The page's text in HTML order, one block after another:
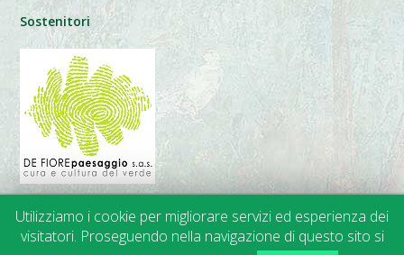
Sostenitori
© 2014-2024 APGI |Trasparenza • Privacy • Cookies | Web Design
Utilizziamo i cookie per migliorare servizi ed esperienza dei
visitatori. Proseguendo nella navigazione di questo sito si